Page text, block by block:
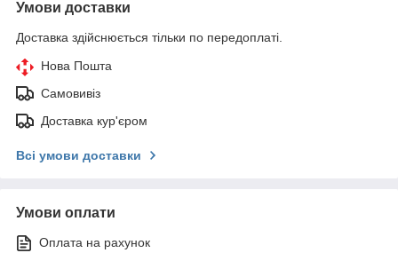
Умови доставки
Доставка здійснюється тільки по передоплаті.
Нова Пошта
Самовивіз
Доставка кур'єром
Всі умови доставки
Умови оплати
Оплата на рахунок